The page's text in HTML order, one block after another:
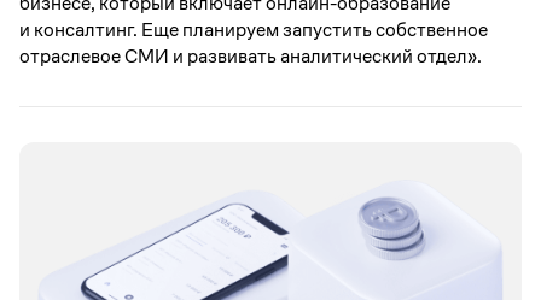
и консалтинг. Еще планируем запустить собственное
отраслевое СМИ и развивать аналитический отдел».